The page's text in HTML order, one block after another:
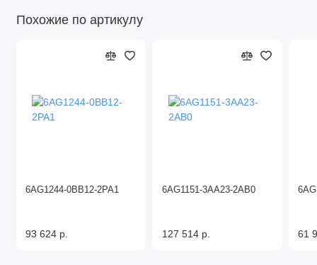
Похожие по артикулу
6AG1244-0BB12-2PA1
93 624 р.
6AG1151-3AA23-2AB0
127 514 р. 61